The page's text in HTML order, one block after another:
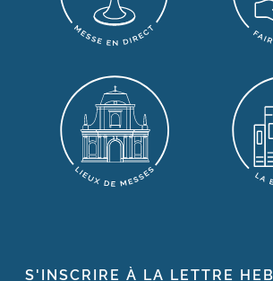
S'INSCRIRE À LA LETTRE